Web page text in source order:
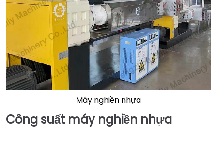
Máy nghiền nhựa
Công suất máy nghiền nhựa